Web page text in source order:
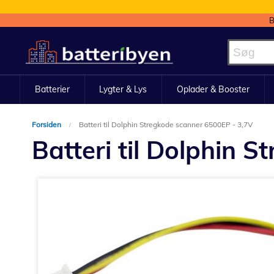
to
Content
Batterier Lygter & Lys Oplader & Booster
Forsiden Batteri til Dolphin Stregkode scanner 6500EP - 3,7V
Batteri til Dolphin